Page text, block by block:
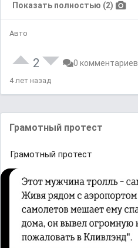
Показать полностью (2)
Авто
2 0 комментариев
4 лет назад
Грамотный протест
Грамотный протест